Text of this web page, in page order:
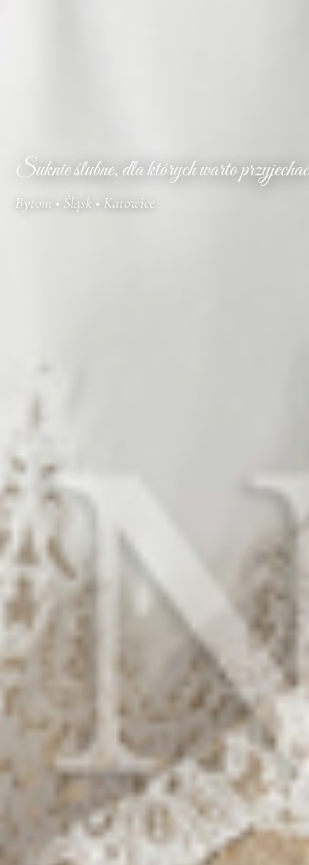
Suknie ślubne, dla których warto przyjechać
Bytom • Śląsk • Katowice